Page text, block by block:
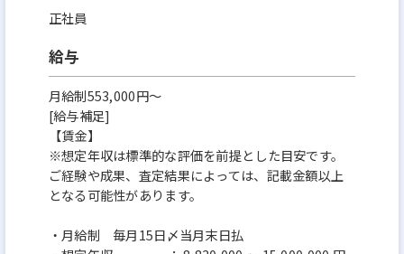
正社員
給与
月給制553,000円～
[給与補足]
【賃金】
※想定年収は標準的な評価を前提とした目安です。
ご経験や成果、査定結果によっては、記載金額以上
となる可能性があります。
・月給制 毎月15日〆当月末日払